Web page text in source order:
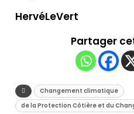
HervéLeVert
Partager
Changement climatique
de la Protection Côtière et du